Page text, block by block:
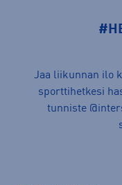
Jaa liikunnan ilo
sporttihetkesi
tunniste